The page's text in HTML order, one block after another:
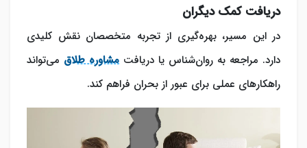
دریافت کمک دیگران
در این مسیر، بهره‌گیری از تجربه متخصصان نقش کلیدی
دارد. مراجعه به روان‌شناس یا دریافت مشاوره طلاق می‌تواند
راهکارهای عملی برای عبور از بحران فراهم کند.